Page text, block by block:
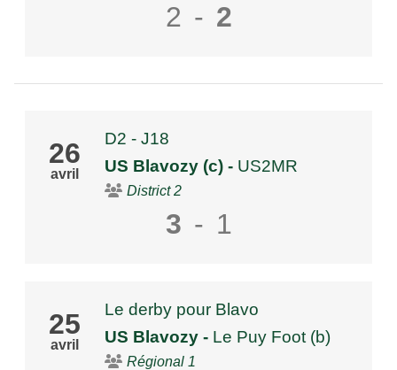
2 - 2
26
avril
D2 - J18
US Blavozy (c) - US2MR
District 2
3 - 1
25
avril
Le derby pour Blavo
US Blavozy - Le Puy Foot (b)
Régional 1